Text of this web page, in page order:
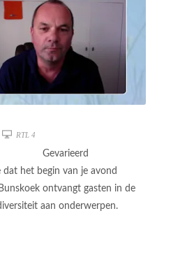
RTL 4
Gevarieerd
dat het begin van je avond
ontvangt gasten in de
aan onderwerpen.